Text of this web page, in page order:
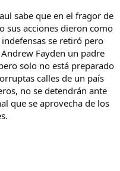
sabe que en el fragor de
sus acciones dieron como
se retiró pero
Fayden un padre
solo no está preparado
calles de un país
no se detendrán ante
que se aprovecha de los